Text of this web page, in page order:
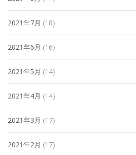
2021年7月 (18)
2021年6月 (16)
2021年5月 (14)
2021年4月 (14)
2021年3月 (17)
2021年2月 (17)